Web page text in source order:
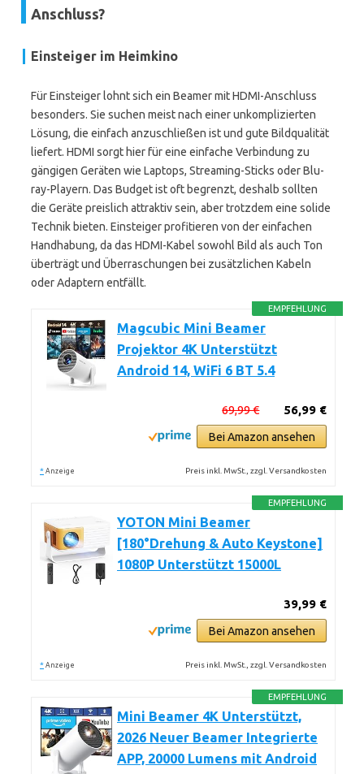
Anschluss?
Einsteiger im Heimkino
Für Einsteiger lohnt sich ein Beamer mit HDMI-Anschluss
besonders. Sie suchen meist nach einer unkomplizierten
Lösung, die einfach anzuschließen ist und gute Bildqualität
liefert. HDMI sorgt hier für eine einfache Verbindung zu
gängigen Geräten wie Laptops, Streaming-Sticks oder Blu-
ray-Playern. Das Budget ist oft begrenzt, deshalb sollten
die Geräte preislich attraktiv sein, aber trotzdem eine solide
Technik bieten. Einsteiger profitieren von der einfachen
Handhabung, da das HDMI-Kabel sowohl Bild als auch Ton
überträgt und Überraschungen bei zusätzlichen Kabeln
oder Adaptern entfällt.
EMPFEHLUNG
Magcubic Mini Beamer
Projektor 4K Unterstützt
Android 14, WiFi 6 BT 5.4
56,99 €
69,99 €
Bei Amazon ansehen
* Anzeige Preis inkl. MwSt., zzgl. Versandkosten
EMPFEHLUNG
YOTON Mini Beamer
[180°Drehung & Auto Keystone]
1080P Unterstützt 15000L
39,99 €
Bei Amazon ansehen
* Anzeige Preis inkl. MwSt., zzgl. Versandkosten
EMPFEHLUNG
Mini Beamer 4K Unterstützt,
2026 Neuer Beamer Integrierte
APP, 20000 Lumens mit Android